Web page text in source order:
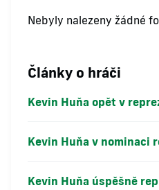
Nebyly nalezeny žádné
Články o hráči
Kevin Huňa opět v
Kevin Huňa v nominaci
Kevin Huňa úspěšně